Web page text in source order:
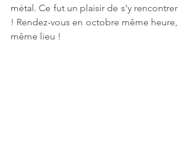
métal. Ce fut un plaisir de s'y rencontrer
! Rendez-vous en octobre même heure,
même lieu !